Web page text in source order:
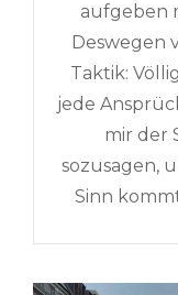
aufgeben
Deswegen
Taktik:
jede
mir der
sozusagen,
Sinn